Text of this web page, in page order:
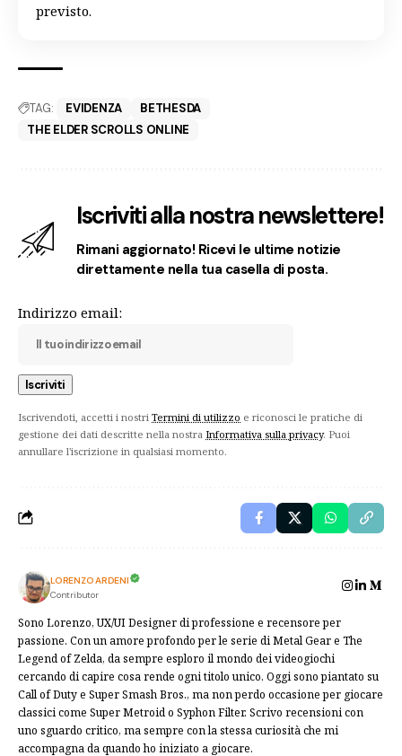
previsto.
TAG: EVIDENZA
BETHESDA
THE ELDER SCROLLS ONLINE
Iscriviti alla nostra newslettere!
Rimani aggiornato! Ricevi le ultime notizie
direttamente nella tua casella di posta.
Indirizzo email:
Iscrivendoti, accetti i nostri Termini di utilizzo e riconosci le pratiche di
gestione dei dati descritte nella nostra Informativa sulla privacy. Puoi
annullare l'iscrizione in qualsiasi momento.
LORENZO ARDENI
Contributor
Sono Lorenzo, UX/UI Designer di professione e recensore per
passione. Con un amore profondo per le serie di Metal Gear e The
Legend of Zelda, da sempre esploro il mondo dei videogiochi
cercando di capire cosa rende ogni titolo unico. Oggi sono piantato su
Call of Duty e Super Smash Bros., ma non perdo occasione per giocare
classici come Super Metroid o Syphon Filter. Scrivo recensioni con
uno sguardo critico, ma sempre con la stessa curiosità che mi
accompagna da quando ho iniziato a giocare.